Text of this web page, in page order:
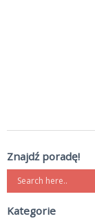
Znajdź poradę!
Kategorie